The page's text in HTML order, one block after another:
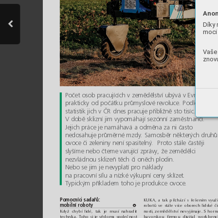
Díky
moci
Pomocníci sadařů:
mobilní roboty d
Když chybí lidé, tak je musí nahradit
KUKA, a tak přichází s řešením
robotů ve stále více oborech lidské
nosti, zemědělství nevyjímaje. S
Počet osob pracujících v zemědělství ubývá v Evropě
prakticky od počátku průmyslové revoluce. Podle
statistik jich v ČR dnes pracuje přibližně sto tisíc.
V době sklizní jim vypomáhají sezónní zaměstnanci.
Jejich práce je namáhavá a odměna za ni často
nedosahuje průměrné mzdy. Samosběr některých druhů
ovoce či zeleniny není spasitelný.  Proto stále častěji
slyšíme nebo čteme varující zprávy, že zemědělci
nezvládnou sklizeň těch či oněch plodin.
Nebo se jim je nevyplatí pro náklady
na pracovní sílu a nízké výkupní ceny sklízet.
Typickým příkladem toho je produkce ovoce.